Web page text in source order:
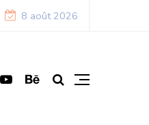
8 août 2026